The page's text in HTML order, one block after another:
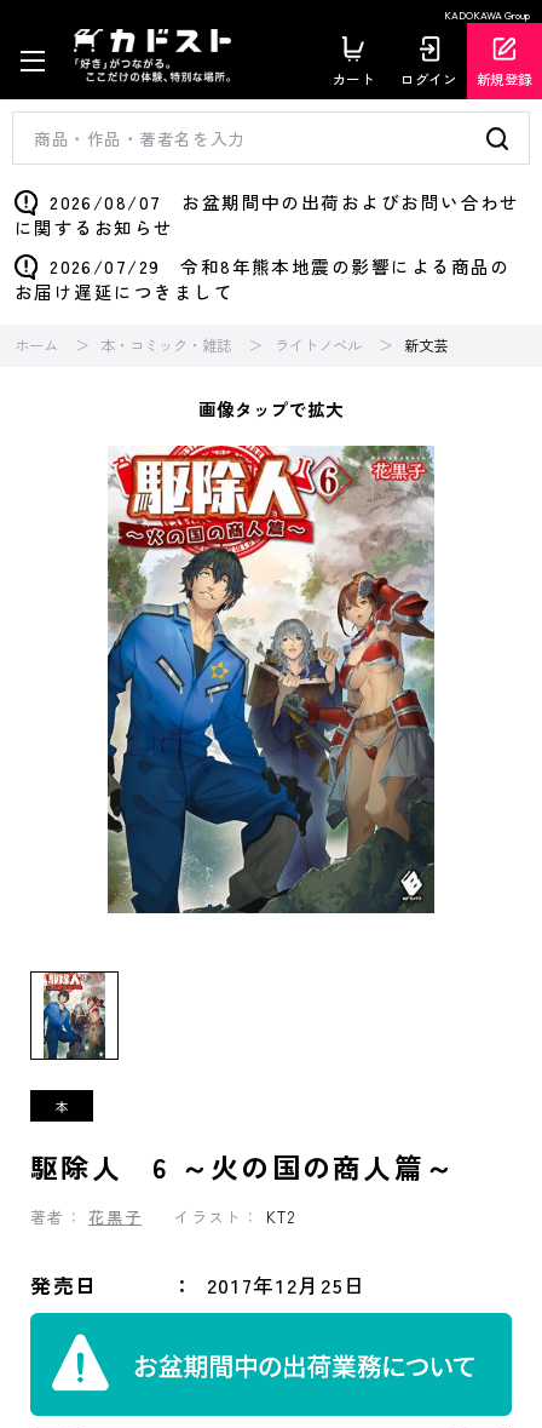
KADOKAWA Group
カート ログイン 新規登録
2026/08/07 お盆期間中の出荷およびお問い合わせ
に関するお知らせ
2026/07/29 令和8年熊本地震の影響による商品の
お届け遅延につきまして
ホーム 本・コミック・雑誌 ライトノベル 新文芸
画像タップで拡大
駆除人 6 ～火の国の商人篇～
著者： 花黒子 イラスト： KT2
発売日 2017年12月25日